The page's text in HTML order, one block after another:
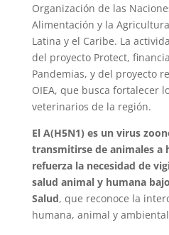
Organización de las
Alimentación y la
Latina y el Caribe. La
del proyecto Protect,
Pandemias, y del proyecto
OIEA, que busca fortalecer
veterinarios de la región.
El A(H5N1) es un virus
transmitirse de animales a
refuerza la necesidad de
salud animal y humana
Salud, que reconoce la
humana, animal y